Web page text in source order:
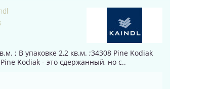
; В упаковке 2,2 кв.м. ;34308 Pine Kodiak
Kodiak - это сдержанный, но с..